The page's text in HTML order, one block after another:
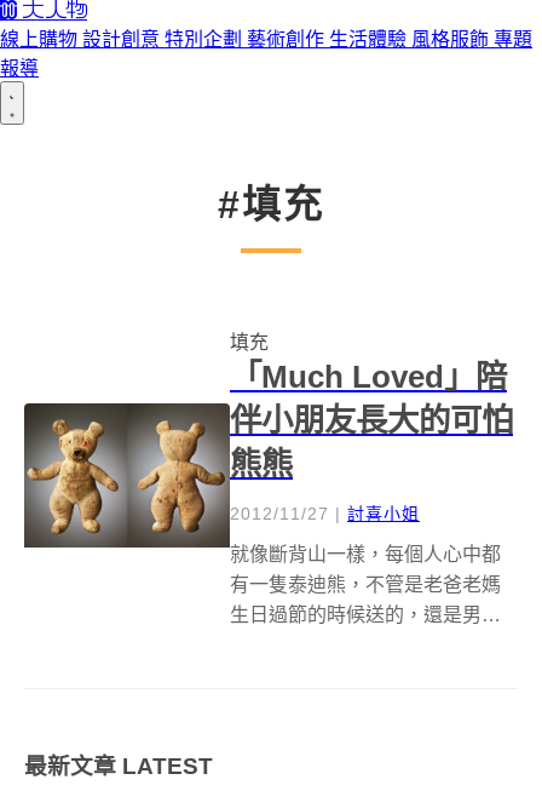
線上購物 設計創意 特別企劃 藝術創作 生活體驗 風格服飾 專題
報導
#填充
填充
「Much Loved」陪
伴小朋友長大的可怕
熊熊
2012/11/27 | 討喜小姐
就像斷背山一樣，每個人心中都
有一隻泰迪熊，不管是老爸老媽
生日過節的時候送的，還是男朋
最新文章 LATEST